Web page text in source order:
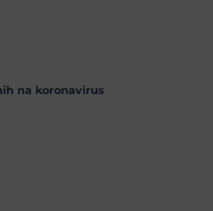
na koronavirus